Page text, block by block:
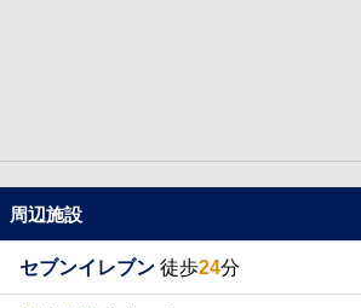
周辺施設
セブンイレブン 徒歩24分